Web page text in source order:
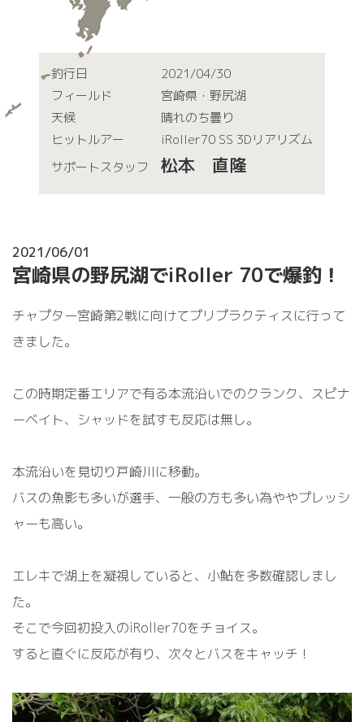
釣行日
2021/04/30
フィールド
宮崎県・野尻湖
天候
晴れのち曇り
ヒットルアー
iRoller70 SS 3Dリアリズム
サポートスタッフ
松本 直隆
2021/06/01
宮崎県の野尻湖でiRoller 70で爆釣！
チャプター宮崎第2戦に向けてプリプラクティスに行って
きました。
この時期定番エリアで有る本流沿いでのクランク、スピナ
ーベイト、シャッドを試すも反応は無し。
本流沿いを見切り戸崎川に移動。
バスの魚影も多いが選手、一般の方も多い為ややプレッシ
ャーも高い。
エレキで湖上を凝視していると、小鮎を多数確認しまし
た。
そこで今回初投入のiRoller70をチョイス。
すると直ぐに反応が有り、次々とバスをキャッチ！